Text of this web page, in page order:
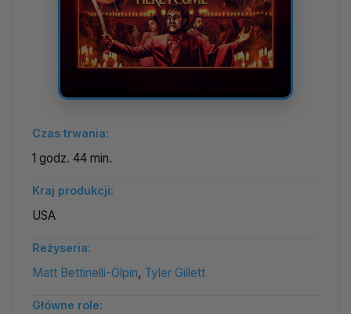
Czas trwania:
1 godz. 44 min.
Kraj produkcji:
USA
Reżyseria:
Matt Bettinelli-Olpin, Tyler Gillett
Główne role: